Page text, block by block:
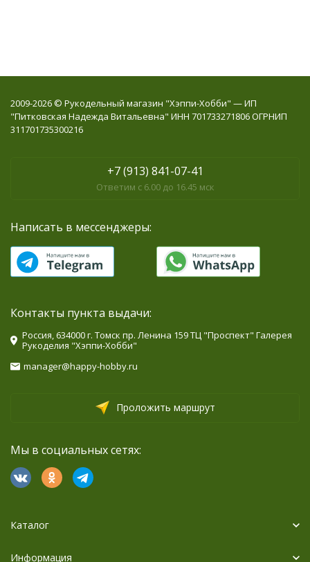
2009-2026 © Рукодельный магазин "Хэппи-Хобби" — ИП
"Питковская Надежда Витальевна" ИНН 701733271806 ОГРНИП
311701735300216
+7 (913) 841-07-41
Ответим с 6.00 до 16.45 мск
Написать в мессенджеры:
Контакты пункта выдачи:
Россия, 634000 г. Томск пр. Ленина 159 ТЦ "Проспект" Галерея
Рукоделия "Хэппи-Хобби"
manager@happy-hobby.ru
Проложить маршрут
Мы в социальных сетях:
Каталог
Информация